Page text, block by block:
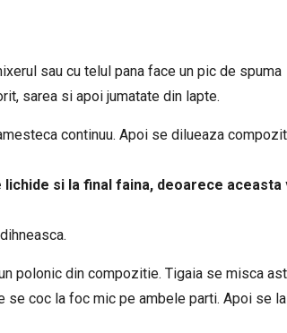
sau cu telul pana face un pic de spuma
sarea si apoi jumatate din lapte.
continuu. Apoi se dilueaza
si la final faina, deoarece aceasta
polonic din compozitie. Tigaia se misca
se coc la foc mic pe ambele parti. Apoi se